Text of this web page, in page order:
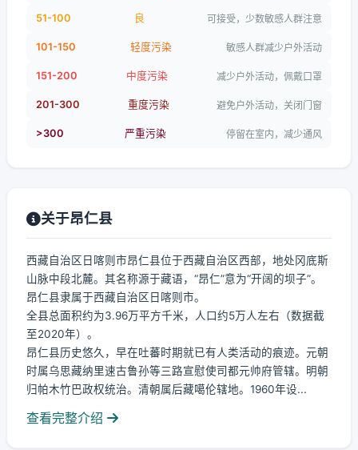
51-100 良 可接受，少数敏感人群注意
101-150 轻度污染 敏感人群减少户外活动
151-200 中度污染 减少户外活动，佩戴口罩
201-300 重度污染 避免户外活动，关闭门窗
>300 严重污染 停留在室内，减少通风
关于昂仁县
西藏自治区日喀则市昂仁县位于西藏自治区西部，地处冈底斯
山脉中段北麓。其名称源于藏语，“昂仁”意为“开阔的坝子”。
昂仁县隶属于西藏自治区日喀则市。
全县总面积约为3.96万平方千米，人口约5万人左右（数据截
至2020年）。
昂仁县历史悠久，早在吐蕃时期就已有人类活动的痕迹。元朝
时属乌思藏纳里速古鲁孙等三路宣慰使司都元帅府管辖。明朝
归帕木竹巴政权统治。清朝属后藏噶伦辖地。1960年设...
查看完整介绍